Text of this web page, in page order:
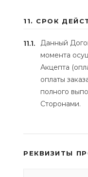
11. СРОК
11.1.
Данный
момента
Акцепта
оплаты
полного
Сторонами.
РЕКВИЗИТЫ